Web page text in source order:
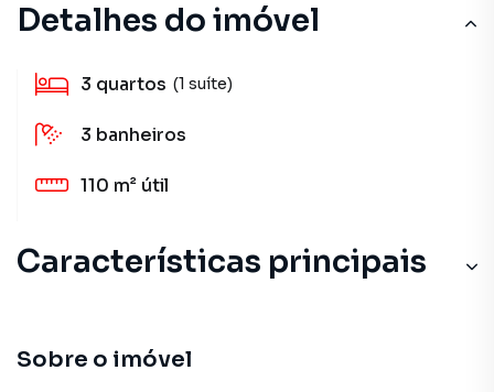
Detalhes do imóvel
3 quartos (1 suíte)
3 banheiros
110 m² útil
Características principais
Armário no Quarto
Sobre o imóvel